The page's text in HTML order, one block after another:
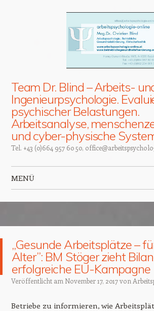
Team Dr. Blind – Arbeits-
Ingenieurpsychologie.
psychischer Belastungen.
Arbeitsanalyse,
und cyber-physische
Tel. +43 (0)664 957 60 50,
MENÜ
„Gesunde Arbeitsplätze –
Alter”: BM Stöger zieht
erfolgreiche EU-Kampagne
Veröffentlicht am November 17, 2017von
Betriebe zu informieren, wie